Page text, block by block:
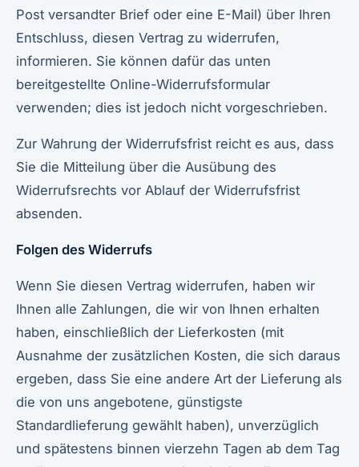
Post versandter Brief oder eine E-Mail) über Ihren
Entschluss, diesen Vertrag zu widerrufen,
informieren. Sie können dafür das unten
bereitgestellte Online-Widerrufsformular
verwenden; dies ist jedoch nicht vorgeschrieben.
Zur Wahrung der Widerrufsfrist reicht es aus, dass
Sie die Mitteilung über die Ausübung des
Widerrufsrechts vor Ablauf der Widerrufsfrist
absenden.
Folgen des Widerrufs
Wenn Sie diesen Vertrag widerrufen, haben wir
Ihnen alle Zahlungen, die wir von Ihnen erhalten
haben, einschließlich der Lieferkosten (mit
Ausnahme der zusätzlichen Kosten, die sich daraus
ergeben, dass Sie eine andere Art der Lieferung als
die von uns angebotene, günstigste
Standardlieferung gewählt haben), unverzüglich
und spätestens binnen vierzehn Tagen ab dem Tag